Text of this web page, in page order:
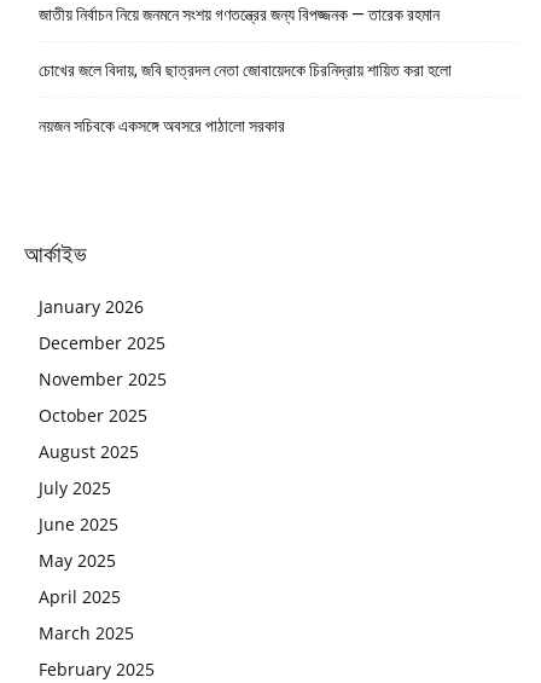
জাতীয় নির্বাচন নিয়ে জনমনে সংশয় গণতন্ত্রের জন্য বিপজ্জনক — তারেক রহমান
চোখের জলে বিদায়, জবি ছাত্রদল নেতা জোবায়েদকে চিরনিদ্রায় শায়িত করা হলো
নয়জন সচিবকে একসঙ্গে অবসরে পাঠালো সরকার
আর্কাইভ
January 2026
December 2025
November 2025
October 2025
August 2025
July 2025
June 2025
May 2025
April 2025
March 2025
February 2025